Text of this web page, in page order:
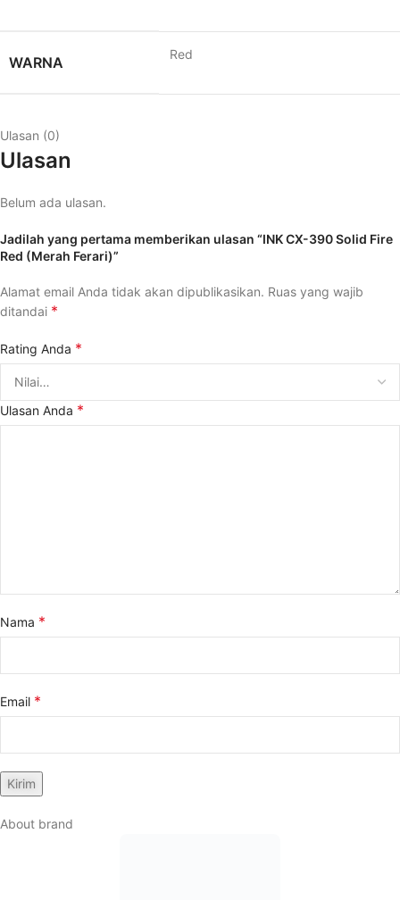
WARNA Red
Ulasan (0)
Ulasan
Belum ada ulasan.
Jadilah yang pertama memberikan ulasan “INK CX-390 Solid Fire
Red (Merah Ferari)”
Alamat email Anda tidak akan dipublikasikan. Ruas yang wajib
ditandai *
Rating Anda *
Ulasan Anda *
Nama *
Email *
About brand